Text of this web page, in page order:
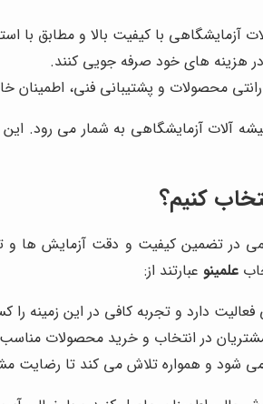
آزمایشگاهی با کیفیت بالا و مطابق با
هزینه های خود صرفه جویی کنند.
محصولات و پشتیبانی فنی، اطمینان
آلات آزمایشگاهی به شمار می رود.
کنیم؟
در تضمین کیفیت و دقت آزمایش ها و
علمینو عبارتند از:
دارد و تجربه کافی در این زمینه
در انتخاب و خرید محصولات
می شود و همواره تلاش می کند تا رضایت